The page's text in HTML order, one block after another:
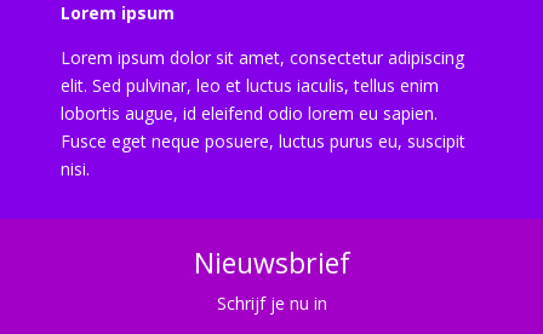
Lorem ipsum
Lorem ipsum dolor sit amet, consectetur adipiscing
elit. Sed pulvinar, leo et luctus iaculis, tellus enim
lobortis augue, id eleifend odio lorem eu sapien.
Fusce eget neque posuere, luctus purus eu, suscipit
nisi.
Nieuwsbrief
Schrijf je nu in